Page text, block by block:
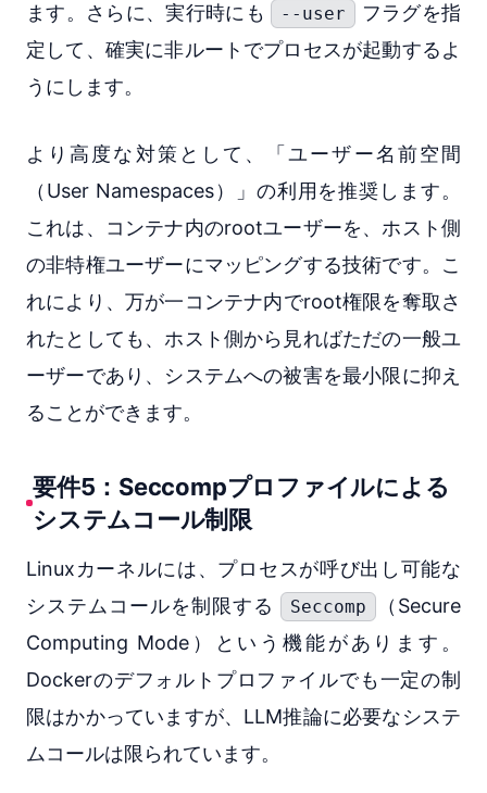
ます。さらに、実行時にも
--user
フラグを指
定して、確実に非ルートでプロセスが起動するよ
うにします。
より高度な対策として、「ユーザー名前空間
（User Namespaces）」の利用を推奨します。
これは、コンテナ内のrootユーザーを、ホスト側
の非特権ユーザーにマッピングする技術です。こ
れにより、万が一コンテナ内でroot権限を奪取さ
れたとしても、ホスト側から見ればただの一般ユ
ーザーであり、システムへの被害を最小限に抑え
ることができます。
要件5：Seccompプロファイルによる
システムコール制限
Linuxカーネルには、プロセスが呼び出し可能な
システムコールを制限する
Seccomp
（Secure
Computing Mode）という機能があります。
Dockerのデフォルトプロファイルでも一定の制
限はかかっていますが、LLM推論に必要なシステ
ムコールは限られています。